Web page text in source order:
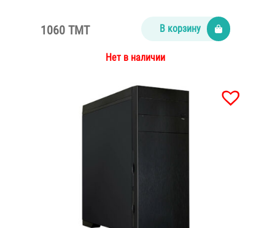
1060 TMT В корзину
Нет в наличии